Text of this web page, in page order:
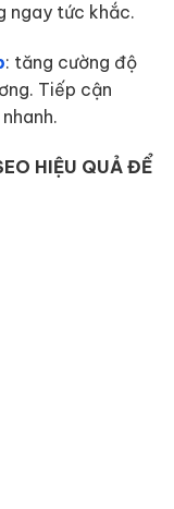
ngay tức khắc.
: tăng cường độ
Tiếp cận
HIỆU QUẢ ĐỂ